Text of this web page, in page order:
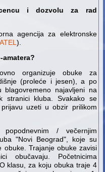
i dozvolu za rad
agencija za elektronske
).
organizuje obuke za
(proleće i jesen), a po
najavljeni na
stranici kluba. Svakako se
uzeti u obzir prilikom
/ večernjim
"Novi Beograd", koje su
obuke. Trajanje obuke zavisi
Početnicima
klasu, za koju obuka traje 4